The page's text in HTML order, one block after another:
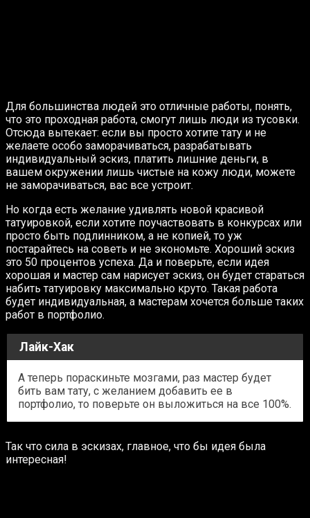
Для большинства людей это отличные работы, понять,
что это проходная работа, смогут лишь люди из тусовки.
Отсюда вытекает: если вы просто хотите тату и не
желаете особо заморачиваться, разрабатывать
индивидуальный эскиз, платить лишние деньги, в
вашем окружении лишь чистые на кожу люди, можете
не заморачиваться, вас все устроит.
Но когда есть желание удивлять новой красивой
татуировкой, если хотите поучаствовать в конкурсах или
просто быть подлинником, а не копией, то уж
постарайтесь на советь и не экономьте. Хороший эскиз
это 50 процентов успеха. Да и поверьте, если идея
хорошая и мастер сам нарисует эскиз, он будет стараться
набить татуировку максимально круто. Такая работа
будет индивидуальная, а мастерам хочется больше таких
работ в портфолио.
Лайк-Хак
А теперь пораскиньте мозгами, раз мастер будет
бить вам тату, с желанием добавить ее в
портфолио, то поверьте он выложиться на все 100%.
Так что сила в эскизах, главное, что бы идея была
интересная!